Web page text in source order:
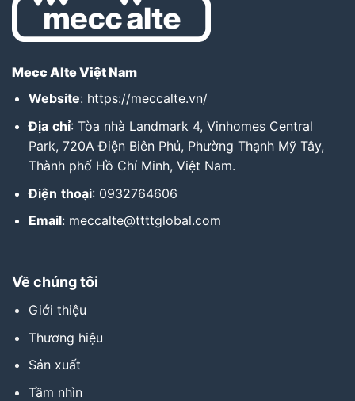
Mecc Alte Việt Nam
Website: https://meccalte.vn/
Địa chỉ: Tòa nhà Landmark 4, Vinhomes Central
Park, 720A Điện Biên Phủ, Phường Thạnh Mỹ Tây,
Thành phố Hồ Chí Minh, Việt Nam.
Điện thoại: 0932764606
Email: meccalte@ttttglobal.com
Về chúng tôi
Giới thiệu
Thương hiệu
Sản xuất
Tầm nhìn